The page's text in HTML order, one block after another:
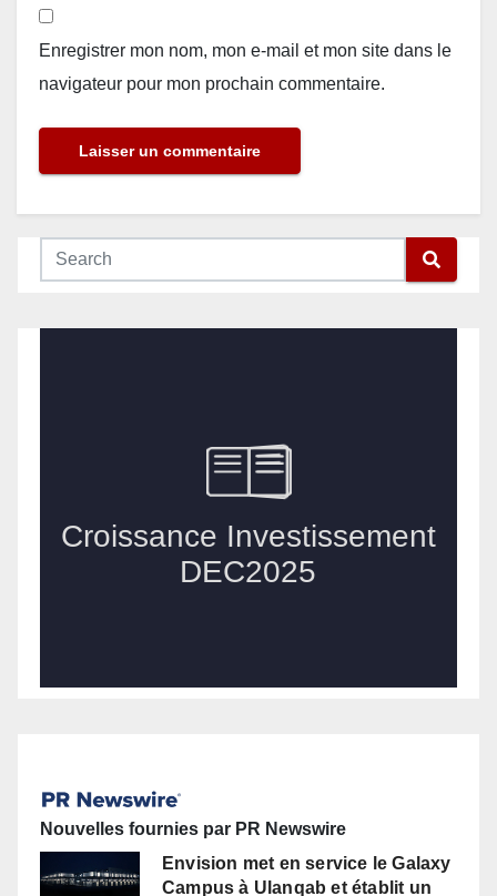
Enregistrer mon nom, mon e-mail et mon site dans le
navigateur pour mon prochain commentaire.
Nouvelles fournies par PR Newswire
Envision met en service le Galaxy
Campus à Ulanqab et établit un